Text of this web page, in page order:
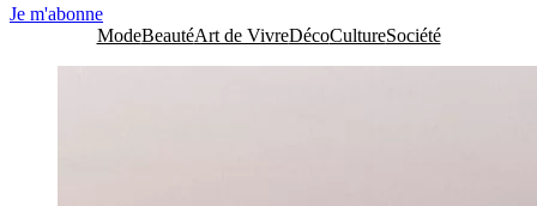
Je m'abonne
ModeBeautéArt de VivreDécoCultureSociété